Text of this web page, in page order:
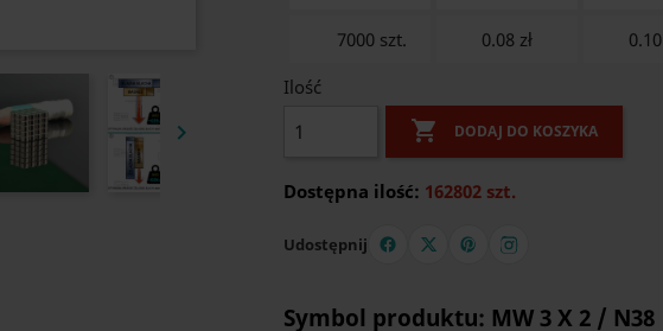

7000 szt. 0.08 zł 0.10
Ilość
 DODAJ DO KOSZYKA
Dostępna ilość: 162802 szt.
Udostępnij
Symbol produktu: MW 3 X 2 / N38